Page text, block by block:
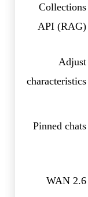
Collections
API (RAG)
Adjust
characteristics
Pinned chats
WAN 2.6